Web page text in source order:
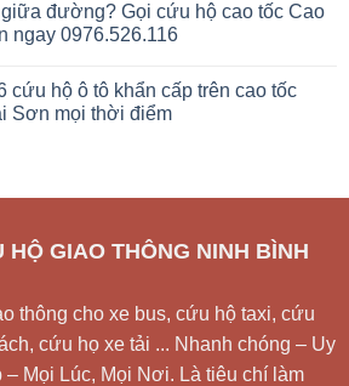
đường? Gọi cứu hộ cao tốc Cao
ngay 0976.526.116
cứu hộ ô tô khẩn cấp trên cao tốc
Sơn mọi thời điểm
HỘ GIAO THÔNG NINH BÌNH
thông cho xe bus, cứu hộ taxi, cứu
cứu họ xe tải ... Nhanh chóng – Uy
Mọi Lúc, Mọi Nơi. Là tiêu chí làm